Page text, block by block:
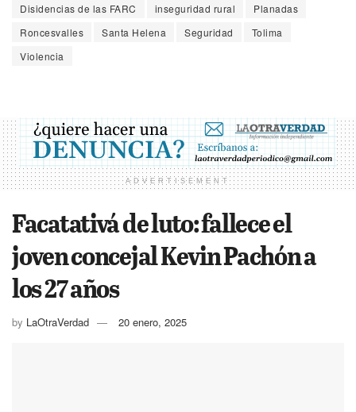
Disidencias de las FARC
inseguridad rural
Planadas
Roncesvalles
Santa Helena Seguridad
Tolima
Violencia
ADVERTISEMENT
Facatativá de luto: fallece el
joven concejal Kevin Pachón a
los 27 años
by LaOtraVerdad 20 enero, 2025